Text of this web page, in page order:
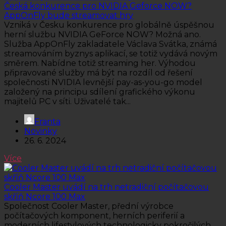
Česká konkurence pro NVIDIA Geforce NOW?
AppOnFly bude streamovat hry
Vzniká v Česku konkurence pro globálně úspěšnou
herní službu NVIDIA GeForce NOW? Možná ano.
Služba AppOnFly zakladatele Václava Svátka, známá
streamováním byznys aplikací, se totiž vydává novým
směrem. Nabídne totiž streaming her. Výhodou
připravované služby má být na rozdíl od řešení
společnosti NVIDIA levnější pay-as-you-go model
založený na principu sdílení grafického výkonu
majitelů PC v síti. Uživatelé tak...
Franta
Novinky
26. 6. 2024
Více
Cooler Master uvádí na trh netradiční počítačovou
skříň Ncore 100 Max
Společnost Cooler Master, přední výrobce
počítačových komponent, herních periferií a